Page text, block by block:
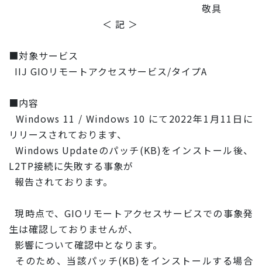
敬具
＜ 記 ＞
■対象サービス
IIJ GIOリモートアクセスサービス/タイプA
■内容
Windows 11 / Windows 10 にて2022年1月11日に
リリースされております、
Windows Updateのパッチ(KB)をインストール後、
L2TP接続に失敗する事象が
報告されております。
現時点で、GIOリモートアクセスサービスでの事象発
生は確認しておりませんが、
影響について確認中となります。
そのため、当該パッチ(KB)をインストールする場合